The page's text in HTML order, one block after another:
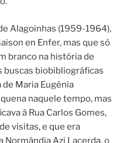
Alagoinhas (1959-1964),
en Enfer, mas que só
branco na história de
buscas biobibliográficas
de Maria Eugênia
naquele tempo, mas
à Rua Carlos Gomes,
visitas, e que era
Azi Lacerda, o